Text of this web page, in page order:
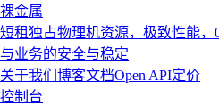
裸金属
短租独占物理机资源，极致性能
与业务的安全与稳定
关于我们 博客文档Open API定价
控制台